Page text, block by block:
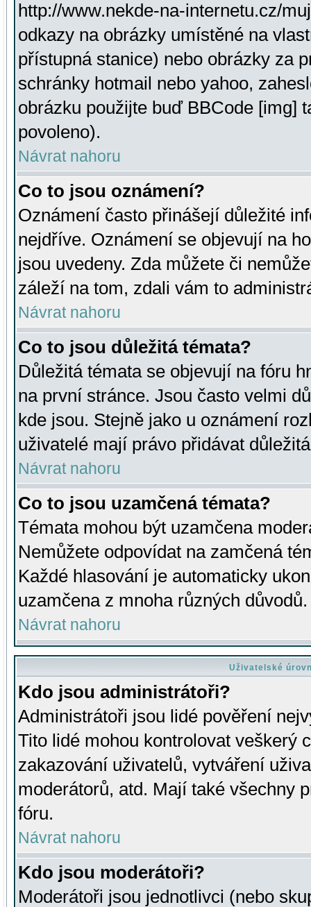
http://www.nekde-na-internetu.cz/
odkazy na obrázky umístěné na
přístupná stanice) nebo obrázky za
schránky hotmail nebo yahoo,
obrázku použijte buď BBCode [img]
povoleno).
Návrat nahoru
Co to jsou oznámení?
Oznámení často přinášejí důležité
nejdříve. Oznámení se objevují na
jsou uvedeny. Zda můžete či
záleží na tom, zdali vám to
Návrat nahoru
Co to jsou důležitá témata?
Důležitá témata se objevují na fóru
na první stránce. Jsou často velmi
kde jsou. Stejně jako u oznámení
uživatelé mají právo přidávat
Návrat nahoru
Co to jsou uzamčená témata?
Témata mohou být uzamčena
Nemůžete odpovídat na zamčená
Každé hlasování je automaticky
uzamčena z mnoha různých důvodů.
Návrat nahoru
Uživatelské
Kdo jsou administrátoři?
Administrátoři jsou lidé pověření
Tito lidé mohou kontrolovat veškerý
zakazování uživatelů, vytváření
moderátorů, atd. Mají také všechny
fóru.
Návrat nahoru
Kdo jsou moderátoři?
Moderátoři jsou jednotlivci (nebo